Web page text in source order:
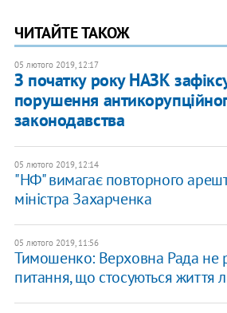
ЧИТАЙТЕ ТАКОЖ
05 лютого 2019, 12:17
З початку року НАЗК
порушення
законодавства
05 лютого 2019, 12:14
"НФ" вимагає повторного
міністра Захарченка
05 лютого 2019, 11:56
Тимошенко: Верховна Рада не
питання, що стосуються життя